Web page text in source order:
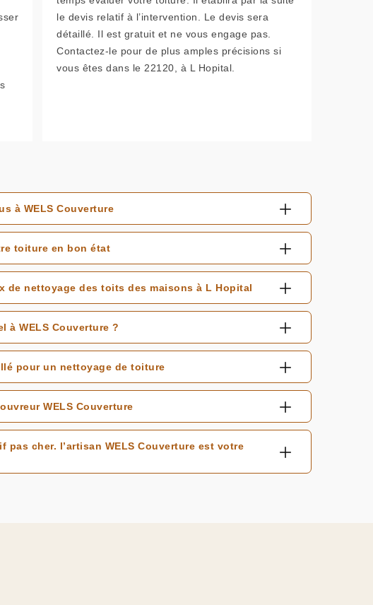
le devis relatif à l’intervention. Le devis sera
détaillé. Il est gratuit et ne vous engage pas.
Contactez-le pour de plus amples précisions si
vous êtes dans le 22120, à L Hopital.
à WELS Couverture
toiture en bon état
de nettoyage des toits des maisons à L Hopital
à WELS Couverture ?
pour un nettoyage de toiture
WELS Couverture
cher. l’artisan WELS Couverture est votre